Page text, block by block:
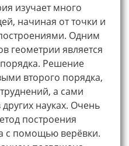
изучает много
начиная от точки и
Одним
геометрии является
Решение
второго порядка,
а сами
науках. Очень
построения
с помощью верёвки.